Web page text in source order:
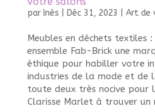
par Inès Déc 31, 2023 Art de
Meubles en déchets textiles :
ensemble Fab-Brick une
éthique pour habiller votre
industries de la mode et de
toute deux très nocive pour
Clarisse Marlet à trouver un